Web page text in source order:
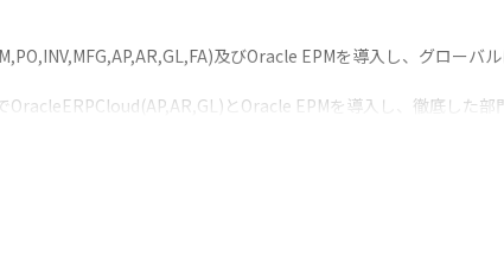
及びOracle EPMを導入し、グローバ
とOracle EPMを導入し、徹底した
を目的で導入したERPの保守​
入先から納入された資材の検収及び在庫管理のEBSシステム安定
サポート